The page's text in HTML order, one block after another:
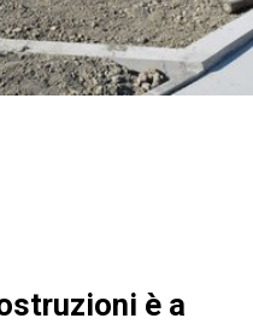
è a